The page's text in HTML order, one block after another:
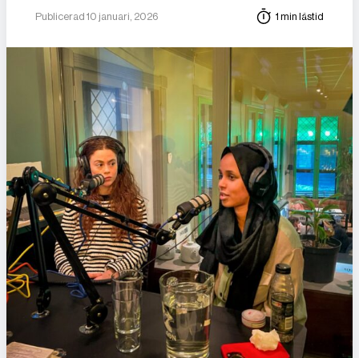
Publicerad 10 januari, 2026 1 min lästid